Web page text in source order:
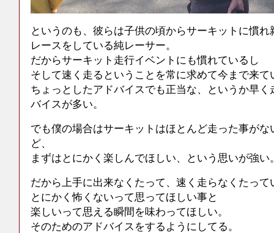
というのも、彼らは子供の頃からサーキットに慣れ
レースをしている純レーサー。
だからサーキット走行イベントにも慣れているし
そして速く走るということを常に求めて今まで来て
ちょっとしたアドバイスでも正当な、というか早
バイスが多い。
でも僕の場合はサーキットはほとんど走った事が
ど、
まずはとにかく楽しんでほしい、という思いが強い
だから上手に出来なくたって、速く走らなくたって
とにかく怖くないって思ってほしい事と
楽しいって思える瞬間を味わってほしい。
そのためのアドバイスをするようにしてる。